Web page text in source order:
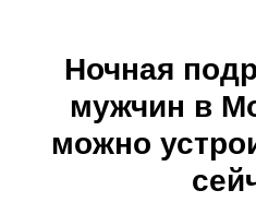
Ночная
мужчин в
можно